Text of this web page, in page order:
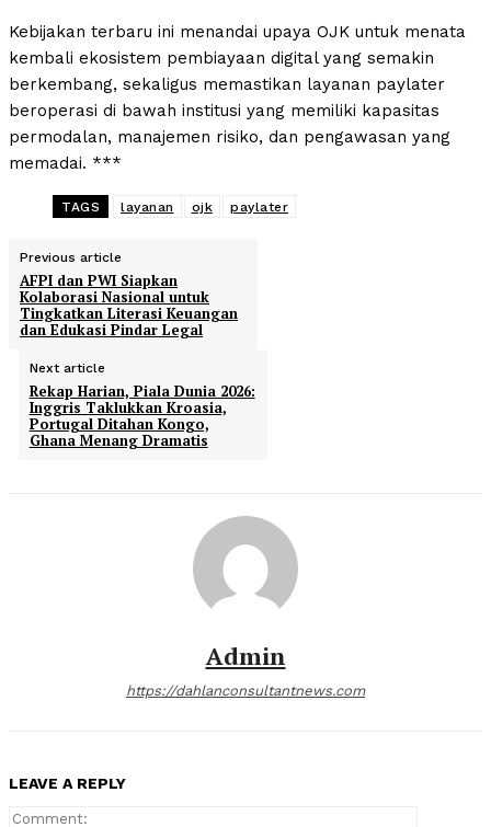
Kebijakan terbaru ini menandai upaya OJK untuk menata
kembali ekosistem pembiayaan digital yang semakin
berkembang, sekaligus memastikan layanan paylater
beroperasi di bawah institusi yang memiliki kapasitas
permodalan, manajemen risiko, dan pengawasan yang
memadai. ***
TAGS layanan ojk paylater
Previous article
AFPI dan PWI Siapkan
Kolaborasi Nasional untuk
Tingkatkan Literasi Keuangan
dan Edukasi Pindar Legal
Next article
Rekap Harian, Piala Dunia 2026:
Inggris Taklukkan Kroasia,
Portugal Ditahan Kongo,
Ghana Menang Dramatis
Admin
https://dahlanconsultantnews.com
LEAVE A REPLY